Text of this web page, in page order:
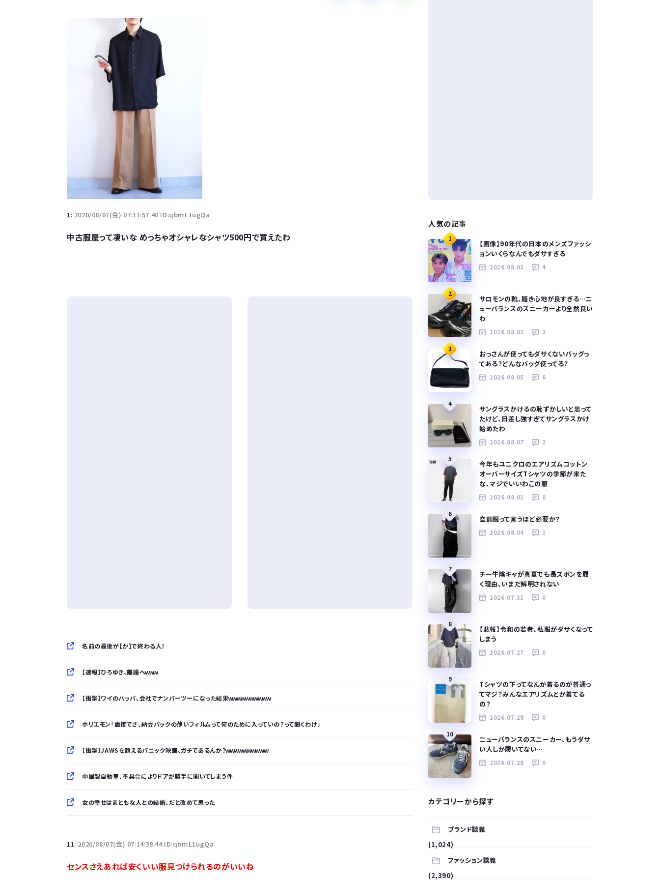
1: 2020/08/07(金) 07:11:57.40 ID:qbmL1ugQa
中古服屋って凄いな めっちゃオシャレなシャツ500円で買えたわ
名前の最後が【か】で終わる人！
【速報】ひろゆき、離婚へｗｗｗ
【衝撃】ワイのパッパ、会社でナンバーツーになった結果ｗｗｗｗｗｗｗｗｗｗ
ホリエモン「面接でさ、納豆パックの薄いフィルムって何のために入っていの？って聞くわけ」
【衝撃】JAWSを超えるパニック映画、ガチであるんか？ｗｗｗｗｗｗｗｗｗｗ
中国製自動車、不具合によりドアが勝手に開いてしまう件
女の幸せはまともな人との結婚、だと改めて思った
11: 2020/08/07(金) 07:14:38.44 ID:qbmL1ugQa
センスさえあれば安くいい服見つけられるのがいいね
人気の記事
1
【画像】90年代の日本のメンズファッシ
ョンいくらなんでもダサすぎる
2026.08.03 4
2
サロモンの靴、履き心地が良すぎる…ニ
ューバランスのスニーカーより全然良い
わ
2026.08.02 2
3
おっさんが使ってもダサくないバッグっ
てある？どんなバッグ使ってる？
2026.08.05 6
4
サングラスかけるの恥ずかしいと思って
たけど、日差し強すぎてサングラスかけ
始めたわ
2026.08.07 2
5
今年もユニクロのエアリズムコットン
オーバーサイズTシャツの季節が来た
な、マジでいいわこの服
2026.08.01 0
6
空調服って言うほど必要か？
2026.08.04 1
7
チー牛陰キャが真夏でも長ズボンを履
く理由、いまだ解明されない
2026.07.31 0
8
【悲報】令和の若者、私服がダサくなって
しまう
2026.07.27 0
9
Tシャツの下ってなんか着るのが普通っ
てマジ？みんなエアリズムとか着てる
の？
2026.07.29 0
10
ニューバランスのスニーカー、もうダサ
い人しか履いてない…
2026.07.28 0
カテゴリーから探す
ブランド談義
(1,024)
ファッション談義
(2,390)